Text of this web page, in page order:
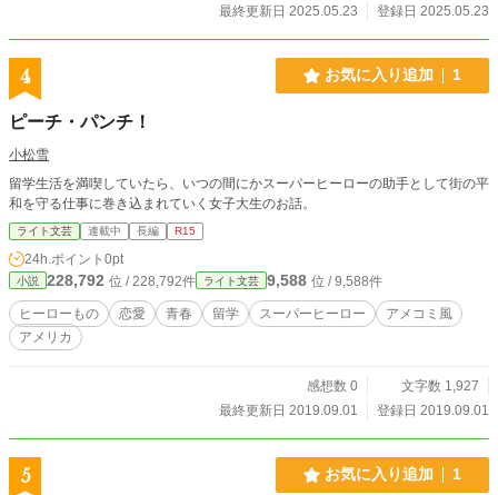
最終更新日 2025.05.23
登録日 2025.05.23
4 お気に入り追加 1
ピーチ・パンチ！
小松雪
留学生活を満喫していたら、いつの間にかスーパーヒーローの助手として街の平
和を守る仕事に巻き込まれていく女子大生のお話。
ライト文芸 連載中 長編 R15
24h.ポイント 0pt
小説 228,792 位 / 228,792件 ライト文芸 9,588 位 / 9,588件
ヒーローもの 恋愛 青春 留学 スーパーヒーロー
アメコミ風
アメリカ
感想数 0
文字数 1,927
最終更新日 2019.09.01
登録日 2019.09.01
5 お気に入り追加 1